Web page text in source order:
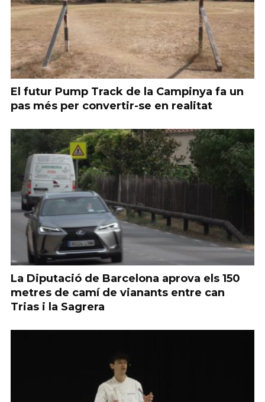
El futur Pump Track de la Campinya fa un
pas més per convertir-se en realitat
La Diputació de Barcelona aprova els 150
metres de camí de vianants entre can
Trias i la Sagrera